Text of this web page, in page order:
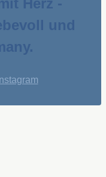
Herz -
und
Instagram